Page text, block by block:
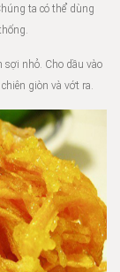
ta có thể dùng
sợi nhỏ. Cho dầu vào
giòn và vớt ra.